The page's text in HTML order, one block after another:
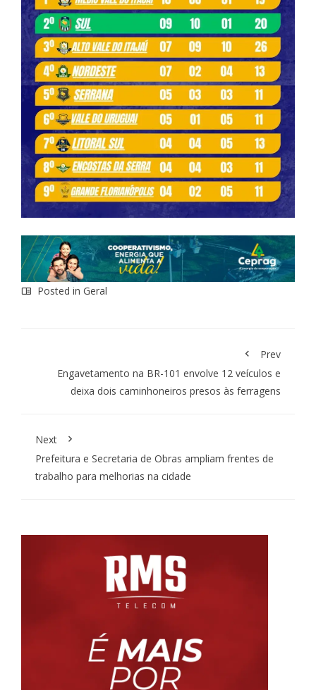
Posted in Geral
Prev
Engavetamento na BR-101 envolve 12 veículos e
deixa dois caminhoneiros presos às ferragens
Next
Prefeitura e Secretaria de Obras ampliam frentes de
trabalho para melhorias na cidade